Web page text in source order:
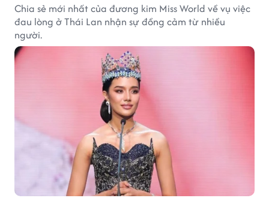
Chia sẻ mới nhất của đương kim Miss World về vụ việc
đau lòng ở Thái Lan nhận sự đồng cảm từ nhiều
người.